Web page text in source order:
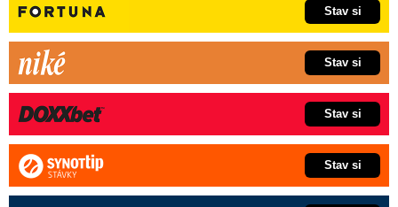
Stav si
Stav si
Stav si
Stav si